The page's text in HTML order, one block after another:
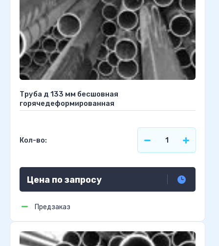
Труба д 133 мм бесшовная
горячедеформированная
Кол-во:
Цена по запросу
Предзаказ